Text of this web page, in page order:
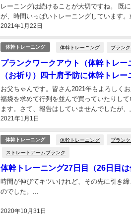
2021年1月22日
レーニングは続けることが大切ですね。 既
が、時間いっぱいトレーニングしています
毎日クッションマットを広げて、身体に刺激
体幹トレーニング 体幹トレーニング プラン
プランクワークアウト（体幹トレ
（お祈り）四十肩予防に体幹トレー
2021年1月1日
お父ちゃんです。皆さん2021年もよろしく
福袋を求めて行列を並んで買っていたりし
ます。さて、報告はしていませんでしたが
に戻り）体幹トレーニングに勤しんでいます
体幹トレーニング 体幹トレーニング プラン
ストレートアームプランク
体幹トレーニング27日目（26日目は
2020年10月31日
時間が伸びてキツいけれど、その先に引き
のでした。...